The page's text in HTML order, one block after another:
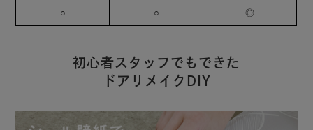
○ ○ ◎
初心者スタッフでもできた
ドアリメイクDIY